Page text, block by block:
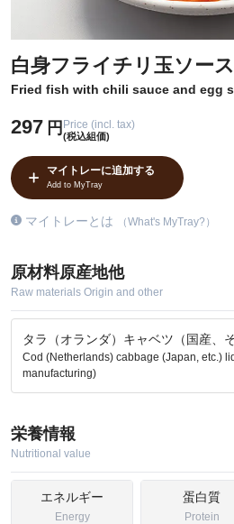
白身フライチリ玉ソース
Fried fish with chili sauce and egg
297 円 Price (incl. tax)
(税込組価)
マイトレーに追加する
Add to MyTray
マイトレーとは （What's MyTray?）
原材料原産地他
Raw materials Origin and other
タラ（オランダ）キャベツ（国産、
Cod (Netherlands) cabbage (Japan, etc.)
manufacturing)
栄養情報
Nutritional value
エネルギー
Energy
蛋白質
Protein